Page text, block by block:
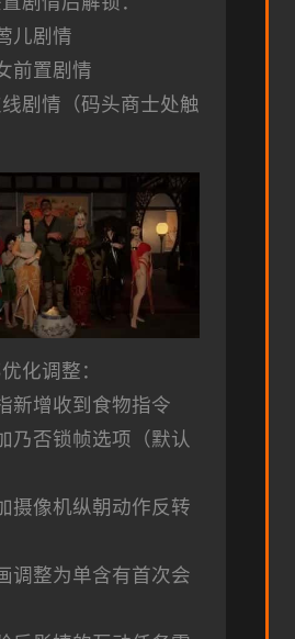
儿剧情
前置剧情
剧情（码头商士处触
化调整：
新增收到食物指令
乃否锁帧选项（默认
摄像机纵朝动作反转
调整为单含有首次会